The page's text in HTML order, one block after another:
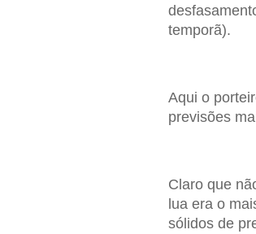
temporã).
Aqui o
previsões
Claro que
lua era o
sólidos de